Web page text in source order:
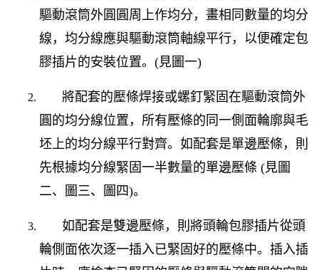
驅動滾筒外圓圓周上作均分，畫相同數量的均分
線，均分線應與驅動滾筒軸線平行，以便確定包
膠插片的安裝位置。 (見圖一)
將配套的壓條焊接或螺釘緊固在驅動滾筒外
圓的均分線位置，所有壓條的同一側面輪廓與毛
坯上的均分線平行對齊。如配套是單邊壓條，則
先根據均分線緊固一半數量的單邊壓條 (見圖
二、圖三、圖四)。
如配套是雙邊壓條，則將頭輪包膠插片從頭
輪側面依次逐一插入已緊固好的壓條中。插入插